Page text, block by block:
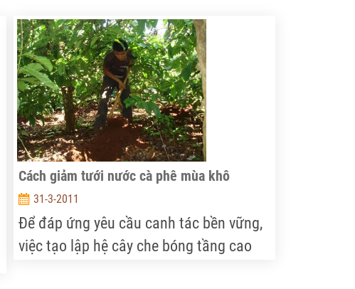
Cách giảm tưới nước cà phê mùa khô
31-3-2011
Để đáp ứng yêu cầu canh tác bền vững,
việc tạo lập hệ cây che bóng tầng cao